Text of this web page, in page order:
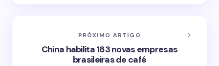
PRÓXIMO ARTIGO
China habilita 183 novas empresas
brasileiras de café